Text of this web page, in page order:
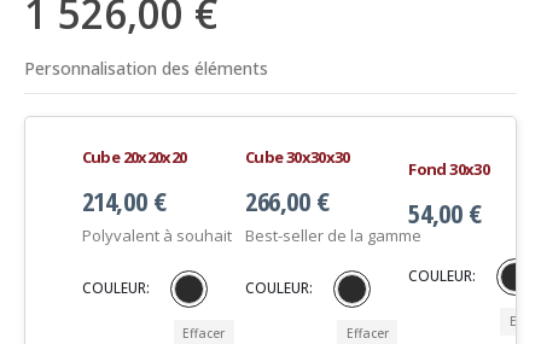
1 526,00 €
Personnalisation des éléments
Cube 20x20x20
214,00€
Polyvalent à souhait
COULEUR
Effacer
Cube 30x30x30
266,00€
Best-seller de la gamme
COULEUR
Effacer
Fond 30x30
54,00€
COULEUR